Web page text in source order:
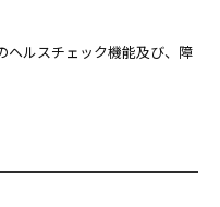
ヘルスチェック機能及び、障